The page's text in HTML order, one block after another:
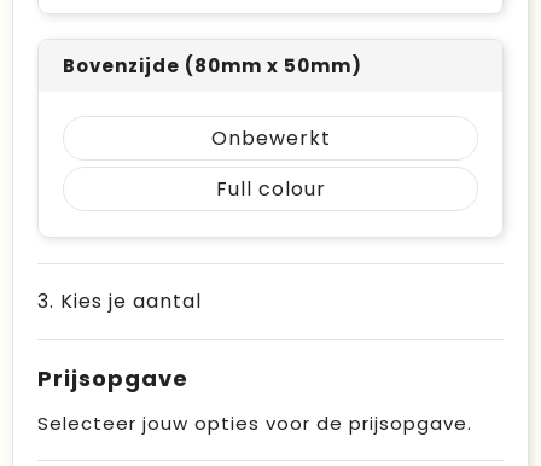
Bovenzijde (80mm x 50mm)
Onbewerkt
Full colour
3. Kies je aantal
Prijsopgave
Selecteer jouw opties voor de prijsopgave.